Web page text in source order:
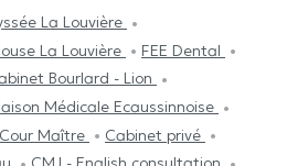
La Louvière
La Louvière
FEE Dental
Bourlard - Lion
Médicale Ecaussinnoise
Cour Maître
Cabinet privé